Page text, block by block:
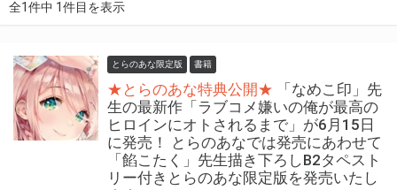
全1件中 1件目を表示
とらのあな限定版 書籍
★とらのあな特典公開★
「なめこ印」先
生の最新作「ラブコメ嫌いの俺が最高の
ヒロインにオトされるまで」が6月15日
に発売！ とらのあなでは発売にあわせて
「餡こたく」先生描き下ろしB2タペスト
リー付きとらのあな限定版を発売いたし